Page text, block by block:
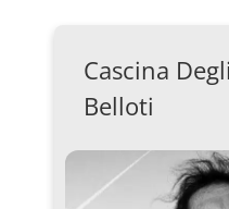
Cascina
Belloti